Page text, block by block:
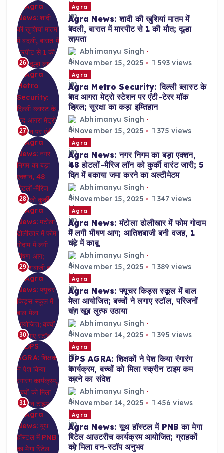
26
Agra
Agra News: शादी की खुशियां मातम में
बदली, बारात में मारपीट से 1 की मौत; दूल्हा
लापता
Abhimanyu Singh
November 15, 2025
593 views
27
Agra
Agra Metro Security: दिल्ली ब्लास्ट के
बाद आगरा मेट्रो स्टेशन पर एंटी-टेरर मॉक
ड्रिल; सुरक्षा का कड़ा इम्तिहान
Abhimanyu Singh
November 15, 2025
375 views
28
Agra
Agra News: नगर निगम का बड़ा एक्शन,
48 होटलों-मैरिज लॉन को कुर्की वारंट जारी; 5
दिन में बकाया जमा करने का अल्टीमेटम
Abhimanyu Singh
November 15, 2025
347 views
29
Agra
Agra News: मंटोला ढोलीखार में फोम गोदाम
में लगी भीषण आग; आतिशबाजी बनी वजह, 1
घंटे में काबू
Abhimanyu Singh
November 15, 2025
389 views
30
Agra
Agra News: फ्यूचर किड्स स्कूल में बाल
मेला आयोजित; बच्चों ने लगाए स्टॉल, परिजनों
संग खूब लुत्फ उठाया
Abhimanyu Singh
November 14, 2025
395 views
31
Agra
DPS AGRA: शिक्षकों ने पेश किया रंगारंग
कार्यक्रम, बच्चों को मिला स्क्रीन टाइम कम
करने का संदेश
Abhimanyu Singh
November 14, 2025
456 views
Agra
Agra News: यूथ हॉस्टल में PNB का मेगा
रिटेल आउटरीच कार्यक्रम आयोजित; ग्राहकों
को मिला वन-स्टॉप अनुभव